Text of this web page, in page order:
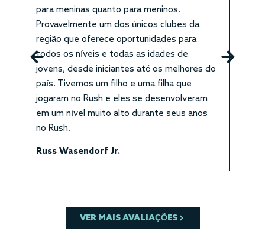
para meninas quanto para meninos.
Provavelmente um dos únicos clubes da
região que oferece oportunidades para
todos os níveis e todas as idades de
jovens, desde iniciantes até os melhores do
país. Tivemos um filho e uma filha que
jogaram no Rush e eles se desenvolveram
em um nível muito alto durante seus anos
no Rush.
Russ Wasendorf Jr.
VER MAIS AVALIAÇÕES